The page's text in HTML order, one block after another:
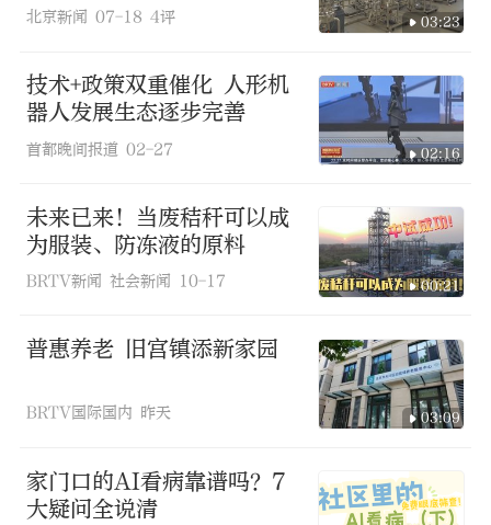
北京新闻 07-18 4评 03:23
技术+政策双重催化 人形机
器人发展生态逐步完善
首都晚间报道 02-27 02:16
未来已来！当废秸秆可以成
为服装、防冻液的原料
BRTV新闻 社会新闻 10-17 00:21
普惠养老 旧宫镇添新家园
BRTV国际国内 昨天 03:09
家门口的AI看病靠谱吗？7
大疑问全说清